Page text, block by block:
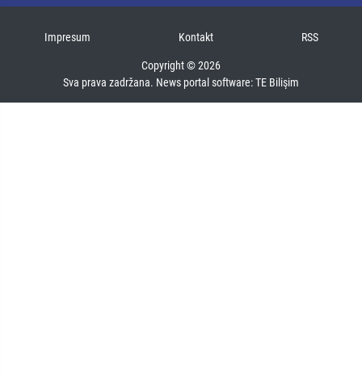
Impresum Kontakt RSS
Copyright © 2026
Sva prava zadržana. News portal software:TE Bilişim